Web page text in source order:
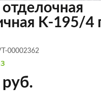
K-195/4
00002362